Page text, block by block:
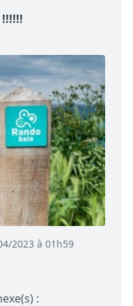
2023 à 01h59
!!!!!!
: